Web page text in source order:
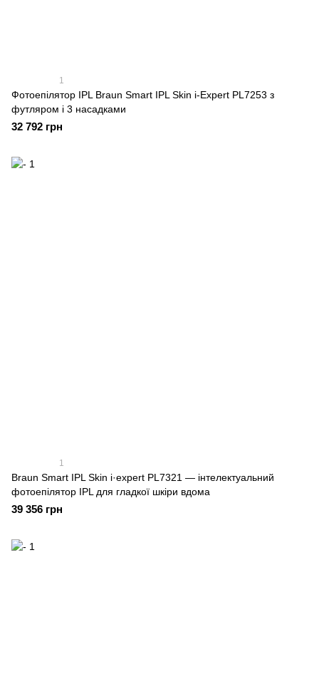
1
Фотоепілятор IPL Braun Smart IPL Skin i-Expert PL7253 з
футляром і 3 насадками
32 792 грн
1
Braun Smart IPL Skin i·expert PL7321 — інтелектуальний
фотоепілятор IPL для гладкої шкіри вдома
39 356 грн